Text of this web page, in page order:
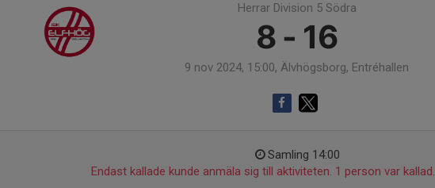
Herrar Division 5 Södra
8 - 16
9 nov 2024, 15:00, Älvhögsborg, Entréhallen
Samling 14:00
Endast kallade kunde anmäla sig till aktiviteten. 1 person var kallad.